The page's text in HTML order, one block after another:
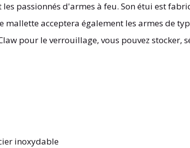
passionnés d'armes à feu. Son étui est
mallette acceptera également les armes de
pour le verrouillage, vous pouvez stocker,
inoxydable